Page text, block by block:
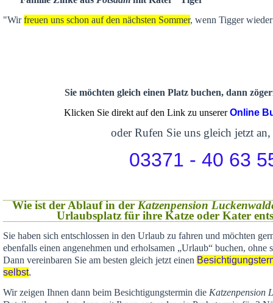
"Wirfreuen uns schon auf den nächsten Sommer, wenn Tigger
Sie möchten gleich einen Platz buchen, dann
Klicken Sie direkt auf den Link zu unsererOnline
oder Rufen Sie uns gleich jetzt an,
03371 - 40 63
Wie ist der Ablauf in der Katzenpension
Urlaubsplatz für ihre Katze oder Kater
Sie haben sich entschlossen in den Urlaub zu fahren und möchten
ebenfalls einen angenehmen und erholsamen „Urlaub“ buchen, ohne
Dann vereinbaren Sie am besten gleich jetzt einen
selbst.
Wir zeigen Ihnen dann beim Besichtigungstermin die Katzenpension